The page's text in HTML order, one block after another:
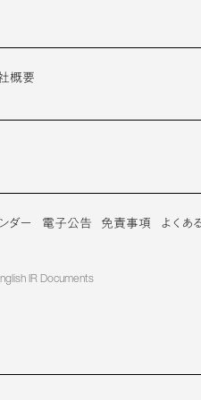
概要
ダー 電子公告 免責事項
よくあ
IR Documents